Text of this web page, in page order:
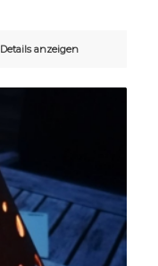
Details anzeigen